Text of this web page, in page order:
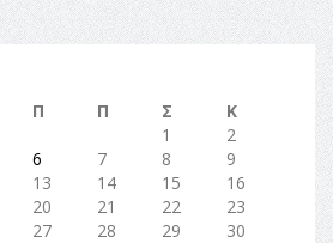
Π Π Σ
Κ
1
2
6 7 8
9
13 14 15
16
20 21 22
23
27 28 29
30